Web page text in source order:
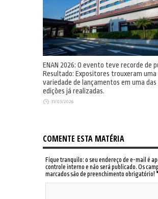
ENAN 2026: O evento teve recorde de
Resultado: Expositores trouxeram uma
variedade de lançamentos em uma
edições já realizadas.
31/03/2026
COMENTE ESTA MATÉRIA
Fique tranquilo: o seu endereço de e-mail é
controle interno e não será publicado. Os
marcados são de preenchimento obrigatório! *